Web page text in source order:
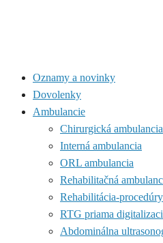
Oznamy a novinky
Dovolenky
Ambulancie
Chirurgická ambulancia
Interná ambulancia
ORL ambulancia
Rehabilitačná
Rehabilitácia-procedúry
RTG priama
Abdominálna